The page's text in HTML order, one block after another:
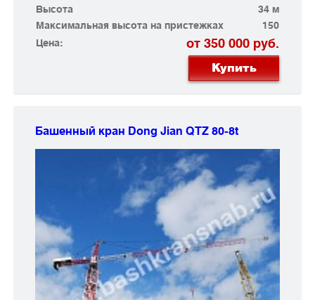
Высота
34 м
Максимальная высота на пристежках
150
Цена:
от 350 000 руб.
Купить
Башенный кран Dong Jian QTZ 80-8t